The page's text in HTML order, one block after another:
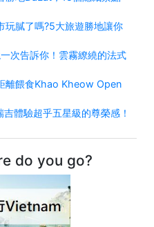
玩膩了嗎?5大旅遊勝地讓你
次告訴你！雲霧繚繞的法式
離餵食Khao Kheow Open
體驗超乎五星級的尊榮感！
do you go?